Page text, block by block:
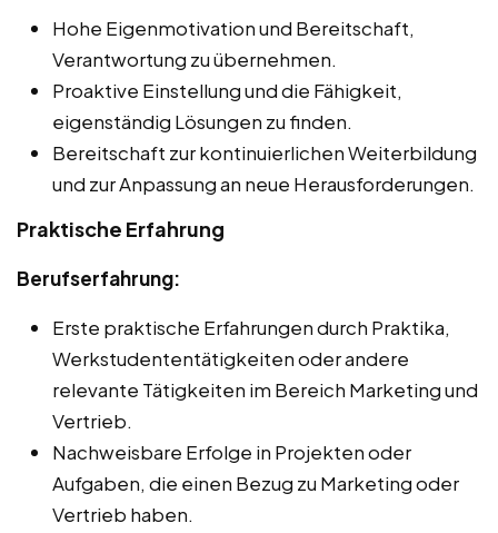
Hohe Eigenmotivation und Bereitschaft,
Verantwortung zu übernehmen.
Proaktive Einstellung und die Fähigkeit,
eigenständig Lösungen zu finden.
Bereitschaft zur kontinuierlichen Weiterbildung
und zur Anpassung an neue Herausforderungen.
Praktische Erfahrung
Berufserfahrung:
Erste praktische Erfahrungen durch Praktika,
Werkstudententätigkeiten oder andere
relevante Tätigkeiten im Bereich Marketing und
Vertrieb.
Nachweisbare Erfolge in Projekten oder
Aufgaben, die einen Bezug zu Marketing oder
Vertrieb haben.